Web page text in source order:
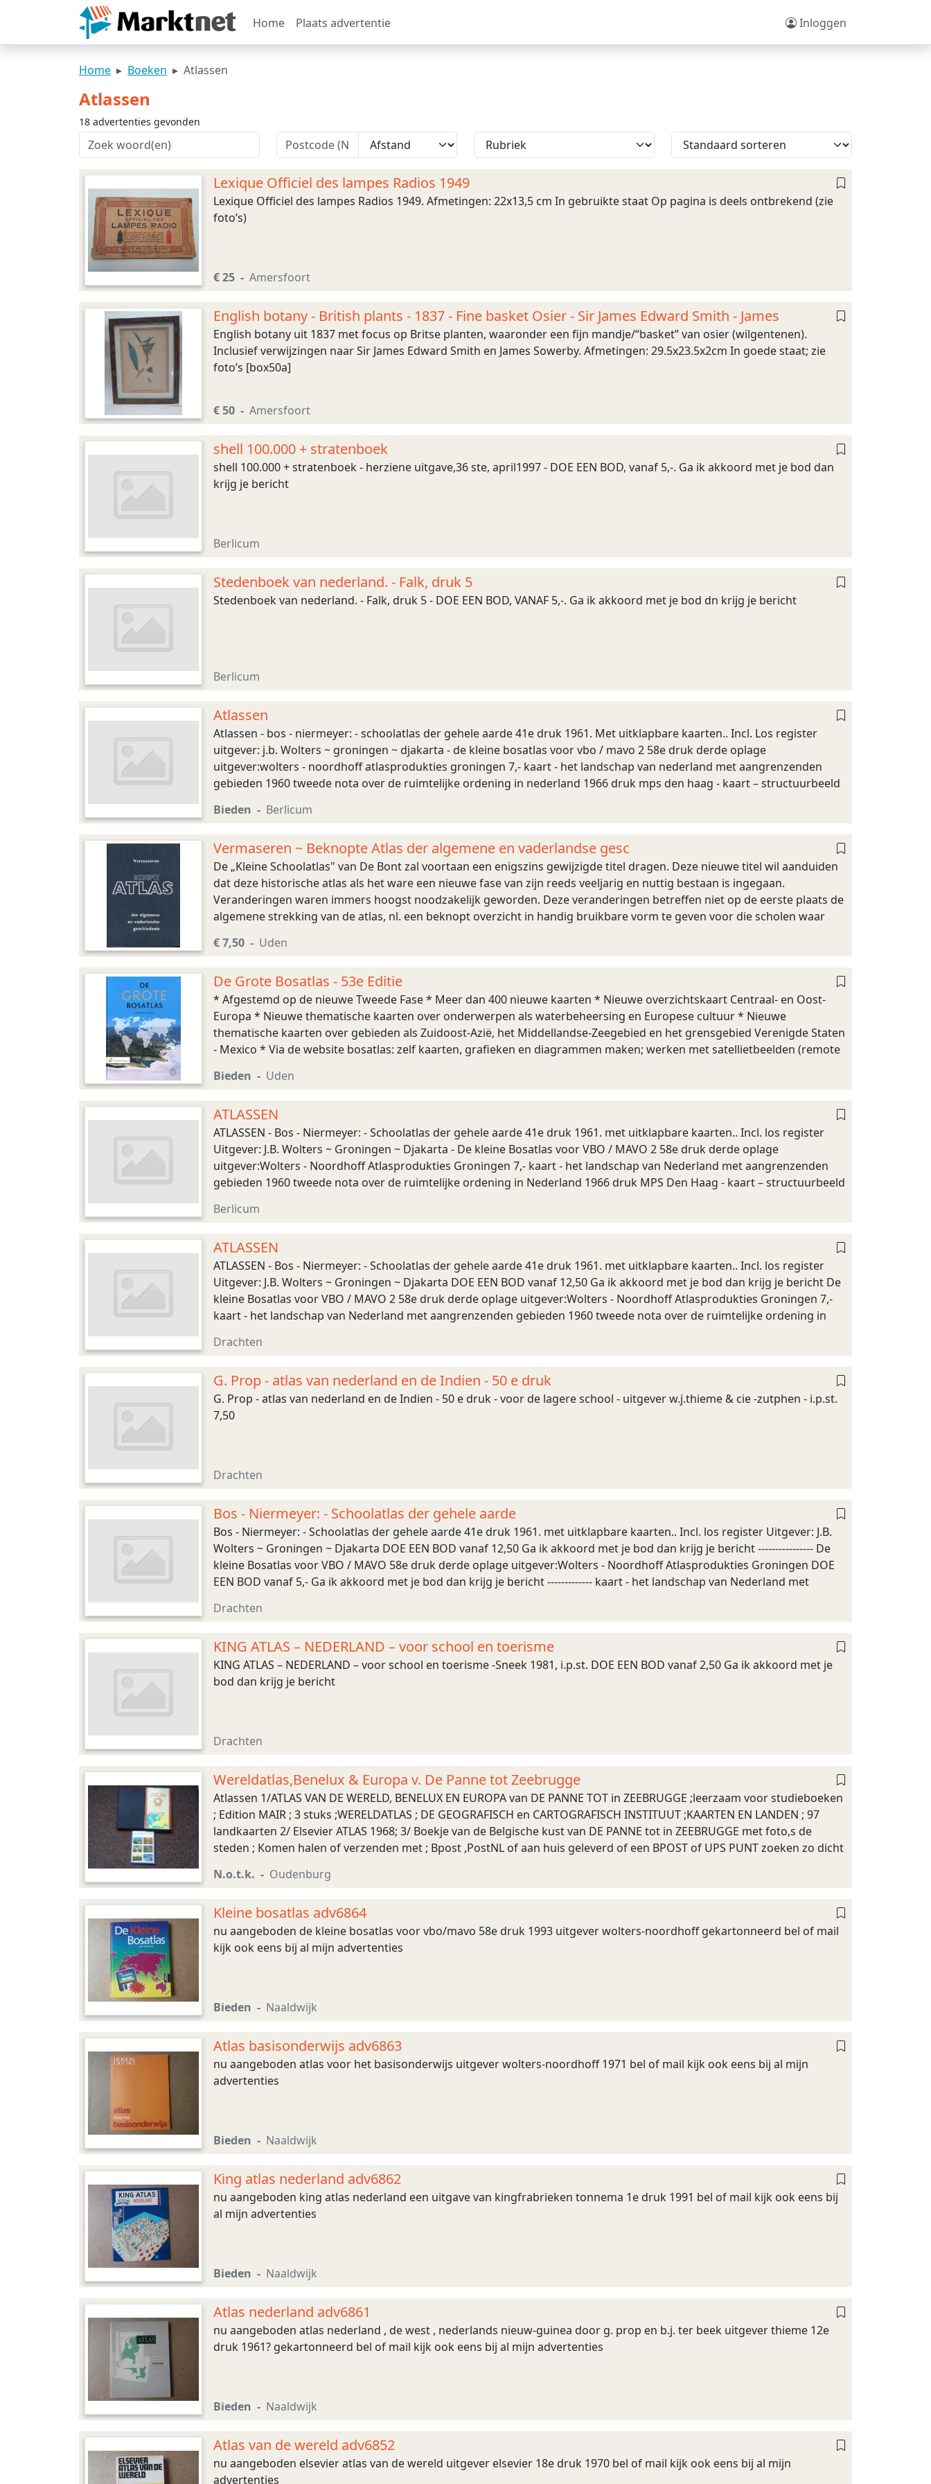
Home Plaats advertentie Inloggen
Home Boeken Atlassen
Atlassen
18 advertenties gevonden
Lexique Officiel des lampes Radios 1949
Lexique Officiel des lampes Radios 1949. Afmetingen: 22x13,5 cm In gebruikte staat Op pagina is deels ontbrekend (zie
foto’s)
€ 25 Amersfoort
English botany - British plants - 1837 - Fine basket Osier - Sir James Edward Smith - James
Sowerby
English botany uit 1837 met focus op Britse planten, waaronder een fijn mandje/“basket” van osier (wilgentenen).
Inclusief verwijzingen naar Sir James Edward Smith en James Sowerby. Afmetingen: 29.5x23.5x2cm In goede staat; zie
foto’s [box50a]
€ 50 Amersfoort
shell 100.000 + stratenboek
shell 100.000 + stratenboek - herziene uitgave,36 ste, april1997 - DOE EEN BOD, vanaf 5,-. Ga ik akkoord met je bod dan
krijg je bericht
Berlicum
Stedenboek van nederland. - Falk, druk 5
Stedenboek van nederland. - Falk, druk 5 - DOE EEN BOD, VANAF 5,-. Ga ik akkoord met je bod dn krijg je bericht
Berlicum
Atlassen
Atlassen - bos - niermeyer: - schoolatlas der gehele aarde 41e druk 1961. Met uitklapbare kaarten.. Incl. Los register
uitgever: j.b. Wolters ~ groningen ~ djakarta - de kleine bosatlas voor vbo / mavo 2 58e druk derde oplage
uitgever:wolters - noordhoff atlasprodukties groningen 7,- kaart - het landschap van nederland met aangrenzenden
gebieden 1960 tweede nota over de ruimtelijke ordening in nederland 1966 druk mps den haag - kaart – structuurbeeld
Bieden Berlicum
Vermaseren ~ Beknopte Atlas der algemene en vaderlandse gesc
De „Kleine Schoolatlas" van De Bont zal voortaan een enigszins gewijzigde titel dragen. Deze nieuwe titel wil aanduiden
dat deze historische atlas als het ware een nieuwe fase van zijn reeds veeljarig en nuttig bestaan is ingegaan.
Veranderingen waren immers hoogst noodzakelijk geworden. Deze veranderingen betreffen niet op de eerste plaats de
algemene strekking van de atlas, nl. een beknopt overzicht in handig bruikbare vorm te geven voor die scholen waar
€ 7,50 Uden
De Grote Bosatlas - 53e Editie
* Afgestemd op de nieuwe Tweede Fase * Meer dan 400 nieuwe kaarten * Nieuwe overzichtskaart Centraal- en Oost-
Europa * Nieuwe thematische kaarten over onderwerpen als waterbeheersing en Europese cultuur * Nieuwe
thematische kaarten over gebieden als Zuidoost-Azië, het Middellandse-Zeegebied en het grensgebied Verenigde Staten
- Mexico * Via de website bosatlas: zelf kaarten, grafieken en diagrammen maken; werken met satellietbeelden (remote
Bieden Uden
ATLASSEN
ATLASSEN - Bos - Niermeyer: - Schoolatlas der gehele aarde 41e druk 1961. met uitklapbare kaarten.. Incl. los register
Uitgever: J.B. Wolters ~ Groningen ~ Djakarta - De kleine Bosatlas voor VBO / MAVO 2 58e druk derde oplage
uitgever:Wolters - Noordhoff Atlasprodukties Groningen 7,- kaart - het landschap van Nederland met aangrenzenden
gebieden 1960 tweede nota over de ruimtelijke ordening in Nederland 1966 druk MPS Den Haag - kaart – structuurbeeld
Berlicum
ATLASSEN
ATLASSEN - Bos - Niermeyer: - Schoolatlas der gehele aarde 41e druk 1961. met uitklapbare kaarten.. Incl. los register
Uitgever: J.B. Wolters ~ Groningen ~ Djakarta DOE EEN BOD vanaf 12,50 Ga ik akkoord met je bod dan krijg je bericht De
kleine Bosatlas voor VBO / MAVO 2 58e druk derde oplage uitgever:Wolters - Noordhoff Atlasprodukties Groningen 7,-
kaart - het landschap van Nederland met aangrenzenden gebieden 1960 tweede nota over de ruimtelijke ordening in
Drachten
G. Prop - atlas van nederland en de Indien - 50 e druk
G. Prop - atlas van nederland en de Indien - 50 e druk - voor de lagere school - uitgever w.j.thieme & cie -zutphen - i.p.st.
7,50
Drachten
Bos - Niermeyer: - Schoolatlas der gehele aarde
Bos - Niermeyer: - Schoolatlas der gehele aarde 41e druk 1961. met uitklapbare kaarten.. Incl. los register Uitgever: J.B.
Wolters ~ Groningen ~ Djakarta DOE EEN BOD vanaf 12,50 Ga ik akkoord met je bod dan krijg je bericht ---------------- De
kleine Bosatlas voor VBO / MAVO 58e druk derde oplage uitgever:Wolters - Noordhoff Atlasprodukties Groningen DOE
EEN BOD vanaf 5,- Ga ik akkoord met je bod dan krijg je bericht ------------- kaart - het landschap van Nederland met
Drachten
KING ATLAS – NEDERLAND – voor school en toerisme
KING ATLAS – NEDERLAND – voor school en toerisme -Sneek 1981, i.p.st. DOE EEN BOD vanaf 2,50 Ga ik akkoord met je
bod dan krijg je bericht
Drachten
Wereldatlas,Benelux & Europa v. De Panne tot Zeebrugge
Atlassen 1/ATLAS VAN DE WERELD, BENELUX EN EUROPA van DE PANNE TOT in ZEEBRUGGE ;leerzaam voor studieboeken
; Edition MAIR ; 3 stuks ;WERELDATLAS ; DE GEOGRAFISCH en CARTOGRAFISCH INSTITUUT ;KAARTEN EN LANDEN ; 97
landkaarten 2/ Elsevier ATLAS 1968; 3/ Boekje van de Belgische kust van DE PANNE tot in ZEEBRUGGE met foto,s de
steden ; Komen halen of verzenden met ; Bpost ,PostNL of aan huis geleverd of een BPOST of UPS PUNT zoeken zo dicht
N.o.t.k. Oudenburg
Kleine bosatlas adv6864
nu aangeboden de kleine bosatlas voor vbo/mavo 58e druk 1993 uitgever wolters-noordhoff gekartonneerd bel of mail
kijk ook eens bij al mijn advertenties
Bieden Naaldwijk
Atlas basisonderwijs adv6863
nu aangeboden atlas voor het basisonderwijs uitgever wolters-noordhoff 1971 bel of mail kijk ook eens bij al mijn
advertenties
Bieden Naaldwijk
King atlas nederland adv6862
nu aangeboden king atlas nederland een uitgave van kingfrabrieken tonnema 1e druk 1991 bel of mail kijk ook eens bij
al mijn advertenties
Bieden Naaldwijk
Atlas nederland adv6861
nu aangeboden atlas nederland , de west , nederlands nieuw-guinea door g. prop en b.j. ter beek uitgever thieme 12e
druk 1961? gekartonneerd bel of mail kijk ook eens bij al mijn advertenties
Bieden Naaldwijk
Atlas van de wereld adv6852
nu aangeboden elsevier atlas van de wereld uitgever elsevier 18e druk 1970 bel of mail kijk ook eens bij al mijn
advertenties